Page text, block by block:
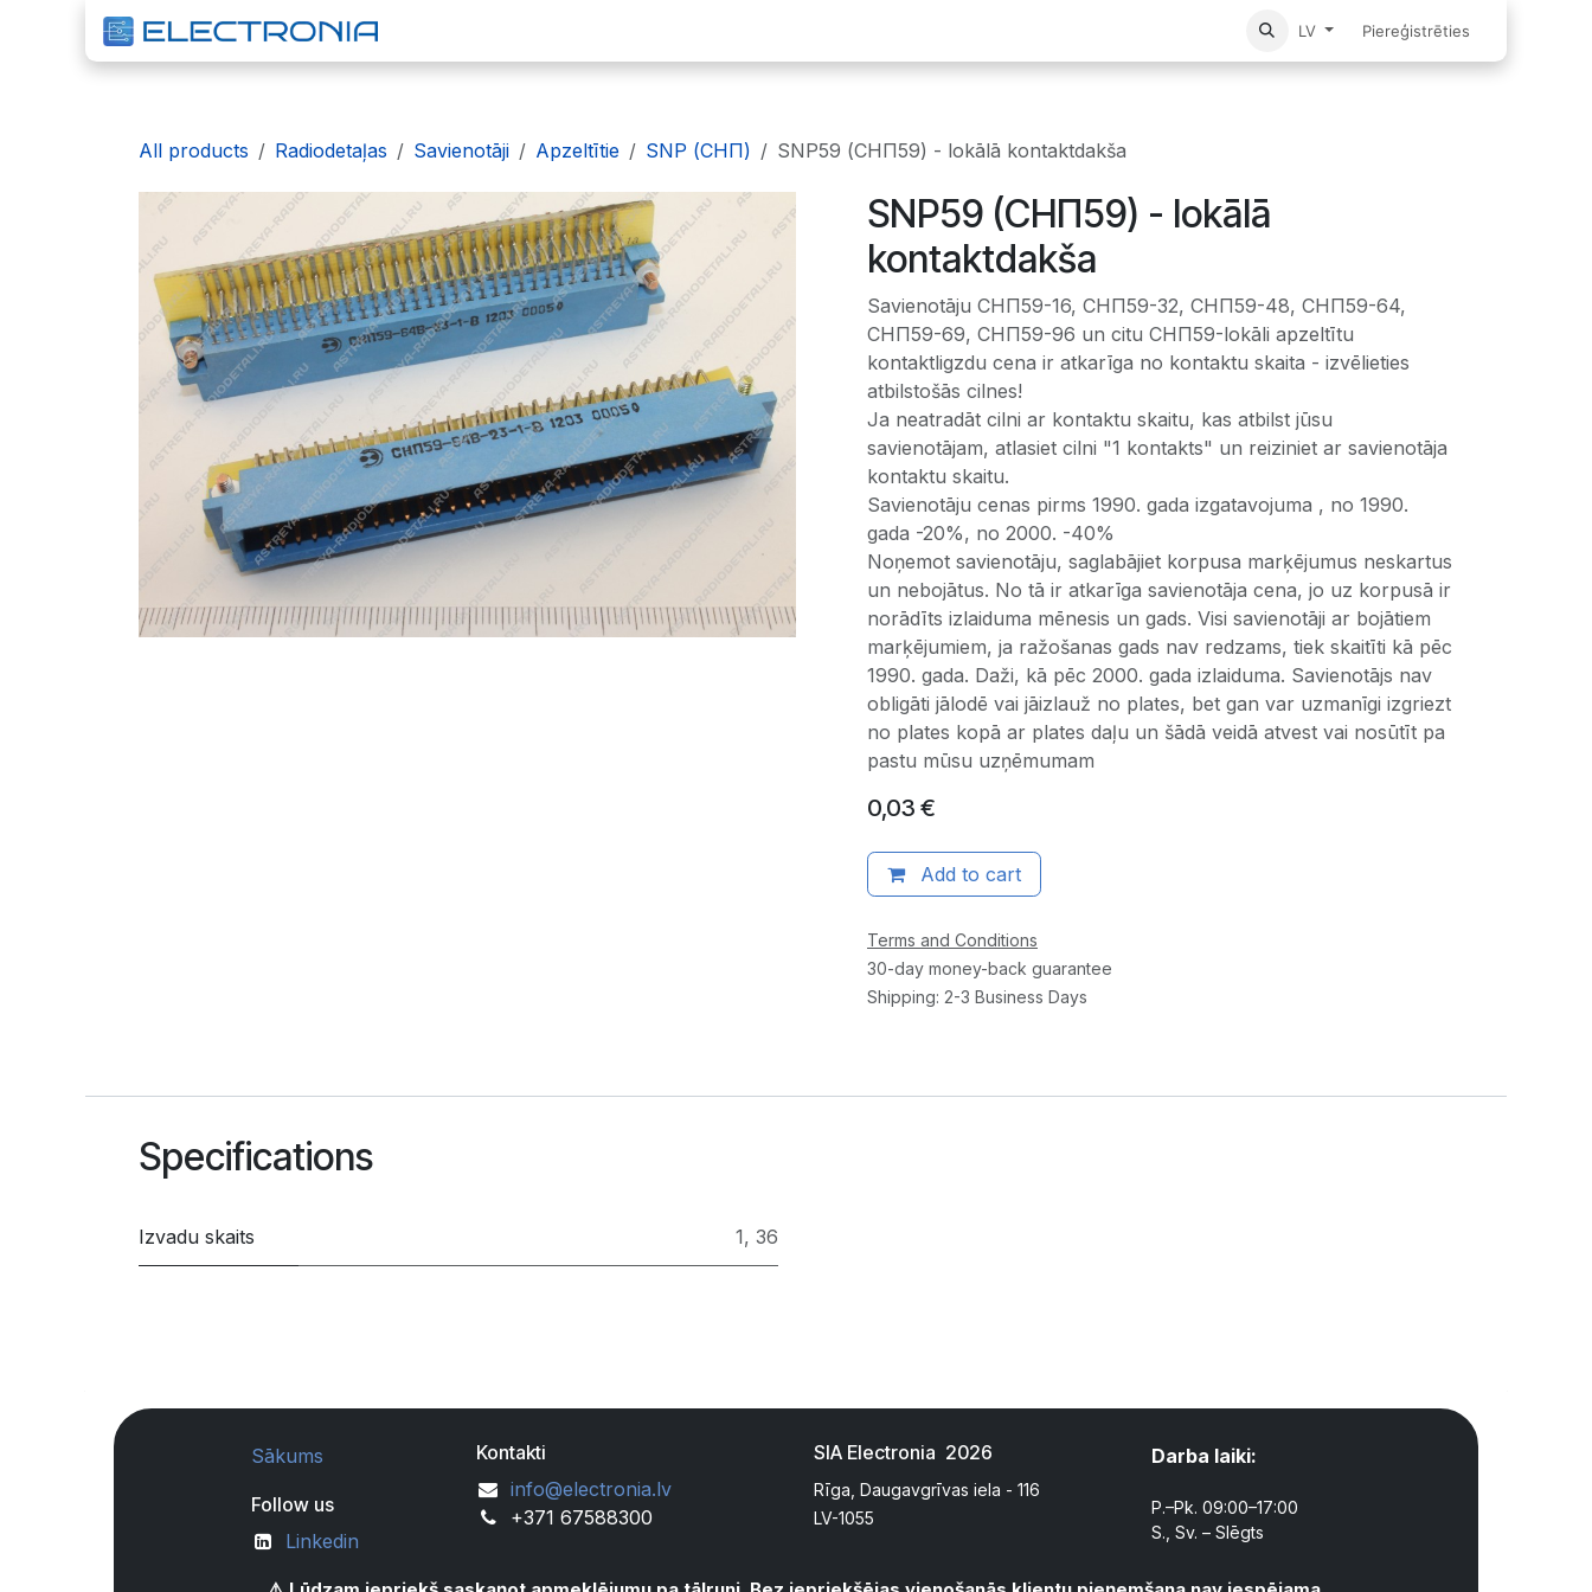
Pāriet pie satura
LV Piereģistrēties
All products Radiodetaļas Savienotāji Apzeltītie SNP (СНП) SNP59 (СНП59) - lokālā kontaktdakša
SNP59 (СНП59) - lokālā
kontaktdakša
Savienotāju СНП59-16, СНП59-32, СНП59-48, СНП59-64,
СНП59-69, СНП59-96 un citu СНП59-lokāli apzeltītu
kontaktligzdu cena ir atkarīga no kontaktu skaita - izvēlieties
atbilstošās cilnes!
Ja neatradāt cilni ar kontaktu skaitu, kas atbilst jūsu
savienotājam, atlasiet cilni "1 kontakts" un reiziniet ar savienotāja
kontaktu skaitu.
Savienotāju cenas pirms 1990. gada izgatavojuma , no 1990.
gada -20%, no 2000. -40%
Noņemot savienotāju, saglabājiet korpusa marķējumus neskartus
un nebojātus. No tā ir atkarīga savienotāja cena, jo uz korpusā ir
norādīts izlaiduma mēnesis un gads. Visi savienotāji ar bojātiem
marķējumiem, ja ražošanas gads nav redzams, tiek skaitīti kā pēc
1990. gada. Daži, kā pēc 2000. gada izlaiduma. Savienotājs nav
obligāti jālodē vai jāizlauž no plates, bet gan var uzmanīgi izgriezt
no plates kopā ar plates daļu un šādā veidā atvest vai nosūtīt pa
pastu mūsu uzņēmumam
0,03 €
Add to cart
Terms and Conditions
30-day money-back guarantee
Shipping: 2-3 Business Days
Specifications
Izvadu skaits 1, 36
Sākums
Follow us
Linkedin
Kontakti
info@electronia.lv
+371 67588300
SIA Electronia 2026
Rīga, Daugavgrīvas iela - 116
LV-1055
Darba laiki:
P.–Pk. 09:00–17:00
S., Sv. – Slēgts